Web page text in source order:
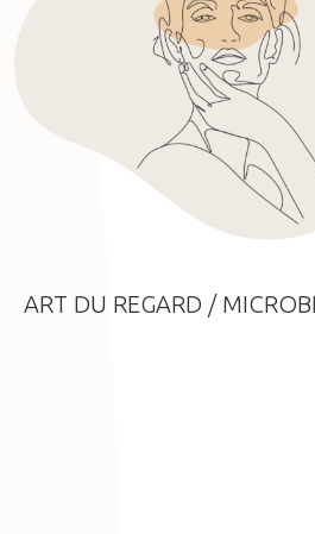
ART DU REGARD /